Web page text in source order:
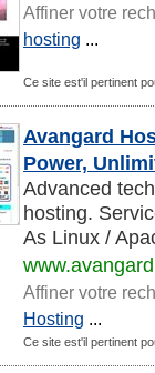
Affiner votre
hosting ...
Ce site est'il pertinent
Avangard
Power,
Advanced
hosting.
As Linux /
Affiner votre
Hosting ...
Ce site est'il pertinent